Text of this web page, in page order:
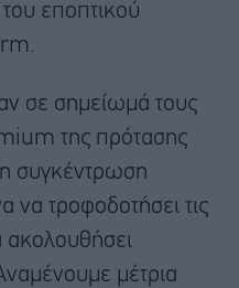
εποπτικού
σε σημείωμά τους
της πρότασης
συγκέντρωση
να τροφοδοτήσει τις
ακολουθήσει
μέτρια